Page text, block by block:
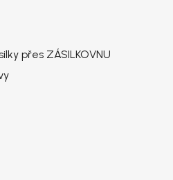
přes ZÁSILKOVNU